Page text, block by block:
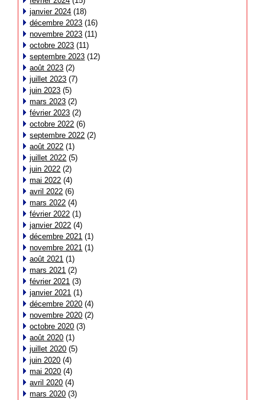
janvier 2024 (18)
décembre 2023 (16)
novembre 2023 (11)
octobre 2023 (11)
septembre 2023 (12)
août 2023 (2)
juillet 2023 (7)
juin 2023 (5)
mars 2023 (2)
février 2023 (2)
octobre 2022 (6)
septembre 2022 (2)
août 2022 (1)
juillet 2022 (5)
juin 2022 (2)
mai 2022 (4)
avril 2022 (6)
mars 2022 (4)
février 2022 (1)
janvier 2022 (4)
décembre 2021 (1)
novembre 2021 (1)
août 2021 (1)
mars 2021 (2)
février 2021 (3)
janvier 2021 (1)
décembre 2020 (4)
novembre 2020 (2)
octobre 2020 (3)
août 2020 (1)
juillet 2020 (5)
juin 2020 (4)
mai 2020 (4)
avril 2020 (4)
mars 2020 (3)